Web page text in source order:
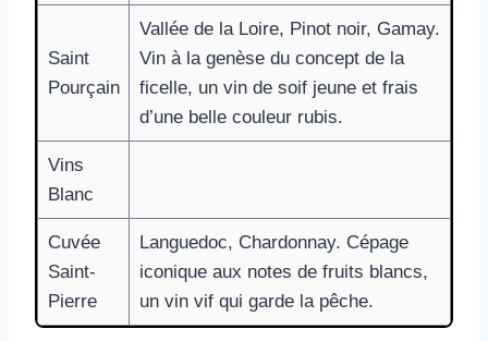
Saint
Pourçain
Vallée de la Loire, Pinot noir, Gamay.
Vin à la genèse du concept de la
ficelle, un vin de soif jeune et frais
d’une belle couleur rubis.
Vins
Blanc
Cuvée
Saint-
Pierre
Languedoc, Chardonnay. Cépage
iconique aux notes de fruits blancs,
un vin vif qui garde la pêche.